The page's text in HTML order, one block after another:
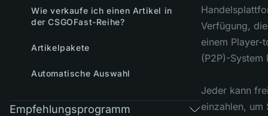
Wie verkaufe ich einen Artikel in
der CSGOFast-Reihe?
Artikelpakete
Automatische Auswahl
Empfehlungsprogramm
Verfügung,
einem Player-
(P2P)-System
Jeder kann
einzahlen, um